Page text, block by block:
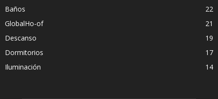
Baños
22
GlobalHo-of
21
Descanso
19
Dormitorios
17
Iluminación
14